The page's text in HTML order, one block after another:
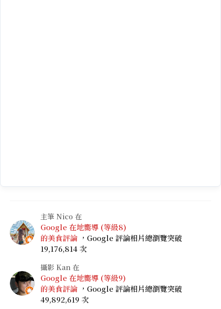
主筆 Nico 在
Google 在地嚮導 (等級8)
的美食評論 ，Google 評論相片總瀏覽突破
19,176,814 次
攝影 Kan 在
Google 在地嚮導 (等級9)
的美食評論 ，Google 評論相片總瀏覽突破
49,892,619 次